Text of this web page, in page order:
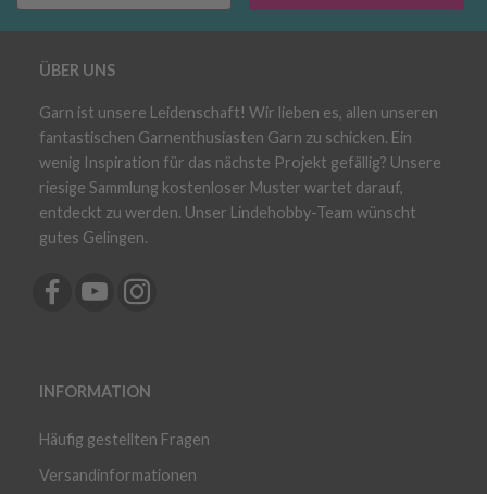
ÜBER UNS
Garn ist unsere Leidenschaft! Wir lieben es, allen unseren
fantastischen Garnenthusiasten Garn zu schicken. Ein
wenig Inspiration für das nächste Projekt gefällig? Unsere
riesige Sammlung kostenloser Muster wartet darauf,
entdeckt zu werden. Unser Lindehobby-Team wünscht
gutes Gelingen.
INFORMATION
Häufig gestellten Fragen
Versandinformationen